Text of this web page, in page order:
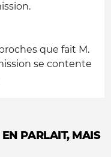
que fait M.
se contente
PARLAIT, MAIS